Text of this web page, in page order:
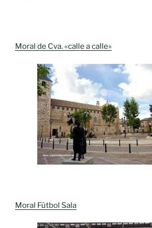
Moral de Cva. «calle a calle»
Moral Fútbol Sala